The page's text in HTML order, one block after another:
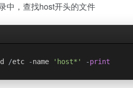
中，查找host开头的文件
/etc -name 'host*' -print